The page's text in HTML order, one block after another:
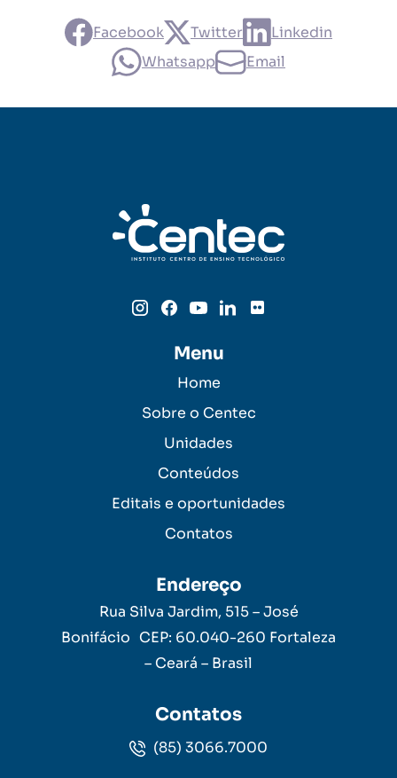
Facebook Twitter
Linkedin
Whatsapp
Email
Menu
Home
Sobre o Centec
Unidades
Conteúdos
Editais e oportunidades
Contatos
Endereço
Rua Silva Jardim, 515 – José
Bonifácio CEP: 60.040-260 Fortaleza
– Ceará – Brasil
Contatos
(85) 3066.7000